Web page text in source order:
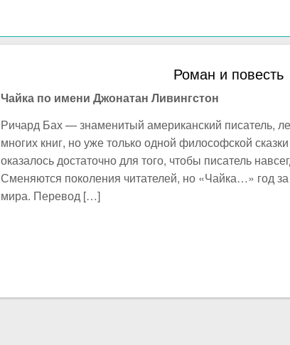
Роман и повесть
Чайка по имени Джонатан Ливингстон
Ричард Бах — знаменитый американский писатель,
многих книг, но уже только одной философской
оказалось достаточно для того, чтобы писатель
Сменяются поколения читателей, но «Чайка…» год
мира. Перевод […]